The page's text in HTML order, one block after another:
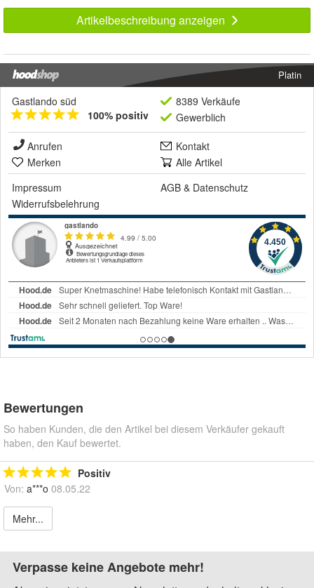
Artikelbeschreibung anzeigen
Platin
Gastlando süd
100% positiv
8389 Verkäufe
Gewerblich
Anrufen
Kontakt
Merken
Alle Artikel
Impressum
AGB & Datenschutz
Widerrufsbelehrung
Bewertungen
So haben Kunden, die den Artikel bei diesem Verkäufer gekauft
haben, den Kauf bewertet.
Positiv
Von: a***o 08.05.22
Mehr...
Verpasse keine Angebote mehr!